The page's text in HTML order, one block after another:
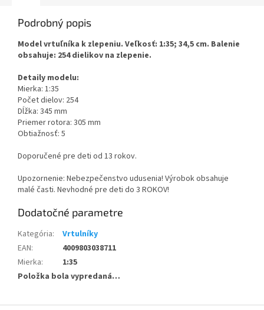
Podrobný popis
Model vrtuľníka k zlepeniu. Veľkosť: 1:35; 34,5 cm. Balenie
obsahuje: 254 dielikov na zlepenie.
Detaily modelu:
Mierka: 1:35
Počet dielov: 254
Dĺžka: 345 mm
Priemer rotora: 305 mm
Obtiažnosť: 5
Doporučené pre deti od 13 rokov.
Upozornenie: Nebezpečenstvo udusenia! Výrobok obsahuje
malé časti. Nevhodné pre deti do 3 ROKOV!
Dodatočné parametre
Kategória:
Vrtulníky
EAN:
4009803038711
Mierka:
1:35
Položka bola vypredaná…